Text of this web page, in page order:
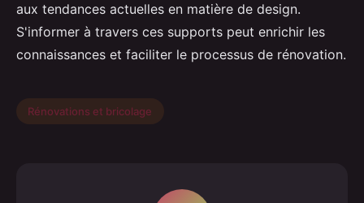
aux tendances actuelles en matière de design.
S'informer à travers ces supports peut enrichir les
connaissances et faciliter le processus de rénovation.
Rénovations et bricolage